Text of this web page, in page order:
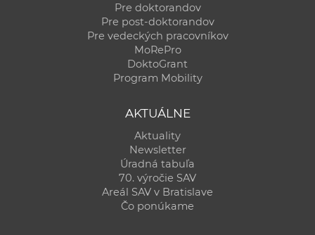
Pre doktorandov
Pre post-doktorandov
Pre vedeckých pracovníkov
MoRePro
DoktoGrant
Program Mobility
AKTUÁLNE
Aktuality
Newsletter
Úradná tabuľa
70. výročie SAV
Areál SAV v Bratislave
Čo ponúkame